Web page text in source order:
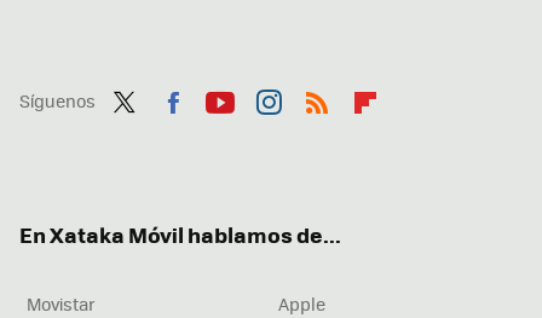
Síguenos
En Xataka Móvil hablamos de...
Movistar
Apple